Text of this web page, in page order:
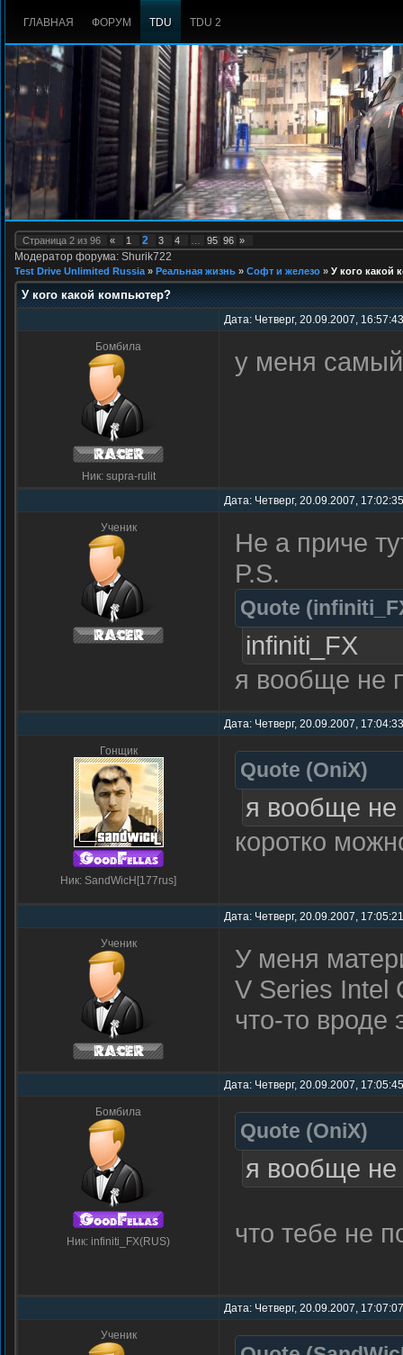
ГЛАВНАЯ ФОРУМ TDU TDU 2
Страница 2 из 96 « 1 2 3 4 95 96 »
Модератор форума: Shurik722
Test Drive Unlimited Russia » Реальная жизнь » Софт и железо » У кого какой
У кого какой компьютер?
Дата: Четверг, 20.09.2007,
Бомбила
Ник: supra-rulit
у меня
Дата: Четверг, 20.09.2007,
Ученик
Не а приче
P.S.
Quote (
infiniti_FX
я вообще не
Дата: Четверг, 20.09.2007,
Гонщик
Ник: SandWicH[177rus]
Quote (OniX)
я вообще не
коротко
Дата: Четверг, 20.09.2007,
Ученик
У меня
V Series Intel
что-то
Дата: Четверг, 20.09.2007,
Бомбила
Ник: infiniti_FX(RUS)
Quote (OniX)
я вообще не
что тебе не
Дата: Четверг, 20.09.2007,
Ученик